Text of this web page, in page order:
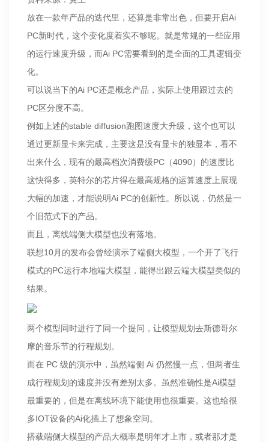
放在一款年产品的迭代里，还算是非常出色，但要开启Ai
PC新时代，这个变化度着实不够呢。就是常规的一些应用
的运行速度升级，而Ai PC需要看到的是全面的工具逻辑变
化。
可以说当下的Ai PC还是概念产品，实际上使用跟过去的
PC区分度不高。
例如上述的stable diffusion跑图速度大升级，这个也可以
通过更新显卡来完成，主要这是没有显卡的独显本，看不
出来什么，现有的最高档次消费级PC（4090）的速度比
这快得多，英特尔的芯片得在最高规格的运算速度上展现
大幅的加速，才能说明Ai PC的创新性。所以说，仍然是一
个旧范式下的产品。
而且，离线端侧大模型也没有落地。
联想10月的发布会曾经演示了端侧大模型，一个开了飞行
模式的PC运行本地端大模型，能得出跟云端大模型类似的
结果。
两个模型同时进行了同一个提问，让模型规划去斯德哥尔
摩的音乐节的行程规划。
而在 PC 级的演示中，虽然端侧 Ai 仍然慢一点，但两者生
成行程规划的速度并没有差别太多。虽然准确性是Ai模型
最重要的，但是在离线环境下能使用也很重要。这也给很
多IOT设备的Ai化插上了想象空间。
搭载端侧大模型的产品大概率是明年才上市，或者那才是